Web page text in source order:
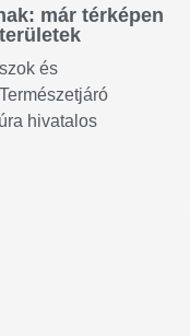
már térképen
és
hivatalos